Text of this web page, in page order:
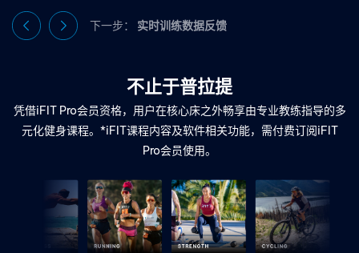
下一步： 实时训练数据反馈
不止于普拉提
凭借iFIT Pro会员资格，用户在核心床之外畅享由专业教练指导的多
元化健身课程。*iFIT课程内容及软件相关功能，需付费订阅iFIT
Pro会员使用。